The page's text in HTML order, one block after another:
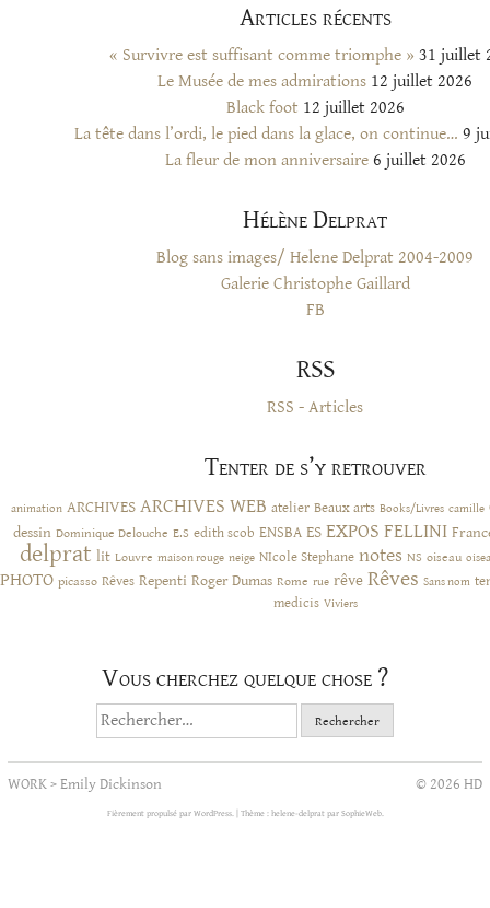
Articles récents
« Survivre est suffisant comme triomphe » 31 juillet
Le Musée de mes admirations 12 juillet 2026
Black foot 12 juillet 2026
La tête dans l’ordi, le pied dans la glace, on continue… 9
La fleur de mon anniversaire 6 juillet 2026
Hélène Delprat
Blog sans images/ Helene Delprat 2004-2009
Galerie Christophe Gaillard
FB
RSS
RSS - Articles
Tenter de s’y retrouver
animation ARCHIVES ARCHIVES WEB atelier Beaux arts Books/Livres camille
dessin Dominique Delouche E.S edith scob ENSBA ES EXPOS FELLINI
delprat lit Louvre maison rouge neige NIcole Stephane notes NS oiseau
PHOTO picasso Rêves Repenti Roger Dumas Rome rue rêve Rêves Sans nom
medicis Viviers
Vous cherchez quelque chose ?
Rechercher :
WORK>Emily Dickinson © 2026 HD
Fièrement propulsé par WordPress. Thème : helene-delprat par SophieWeb.